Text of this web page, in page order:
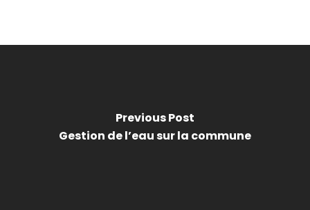
Previous Post
Gestion de l’eau sur la commune